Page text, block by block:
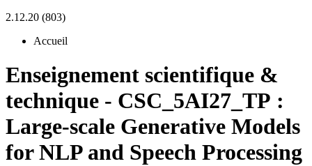
2.12.20 (803)
Accueil
Enseignement scientifique &
technique - CSC_5AI27_TP :
Large-scale Generative Models
for NLP and Speech Processing